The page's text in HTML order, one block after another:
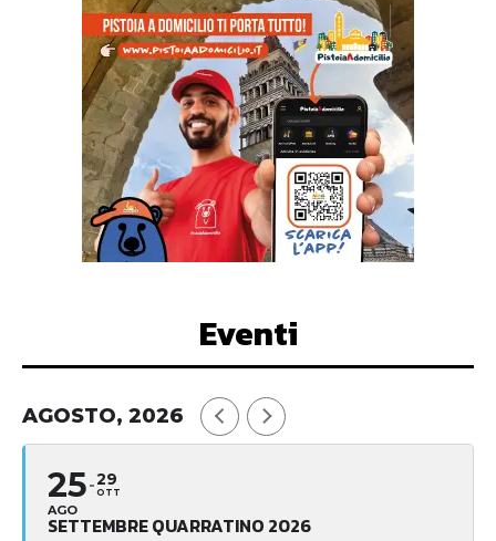
Eventi
AGOSTO, 2026
25
AGO
29
OTT
SETTEMBRE QUARRATINO 2026